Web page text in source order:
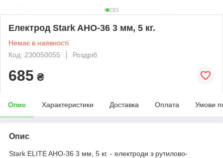
Електрод Stark AHO-36 3 мм, 5 кг.
Немає в наявності
Код: 230050055
Роздріб
685 ₴
Опис Характеристики Доставка Оплата Умови
Опис
Stark ELITE AHO-36 3 мм, 5 кг. - електроди з рутилово-